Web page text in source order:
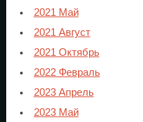
2021 Май
2021 Август
2021 Октябрь
2022 Февраль
2023 Апрель
2023 Май